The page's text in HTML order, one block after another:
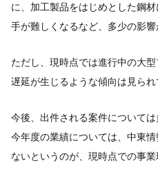
に、加工製品をはじめとした鋼
手が難しくなるなど、多少の影響
ただし、現時点では進行中の大
遅延が生じるような傾向は見られ
今後、出件される案件については
今年度の業績については、中東
ないというのが、現時点での事業